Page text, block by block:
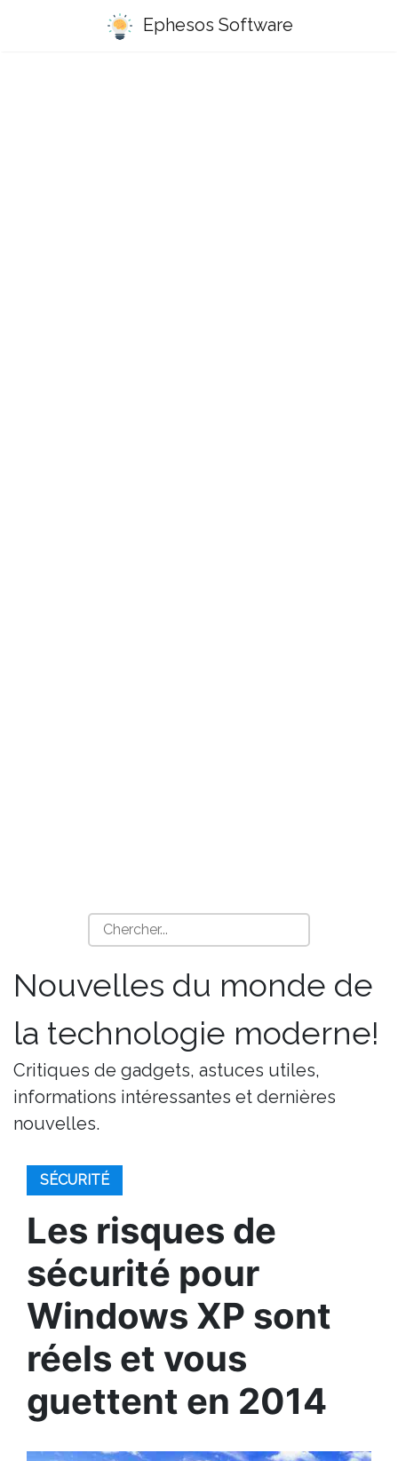
Ephesos Software
Nouvelles du monde de
la technologie moderne!
Critiques de gadgets, astuces utiles,
informations intéressantes et dernières
nouvelles.
SÉCURITÉ
Les risques de
sécurité pour
Windows XP sont
réels et vous
guettent en 2014